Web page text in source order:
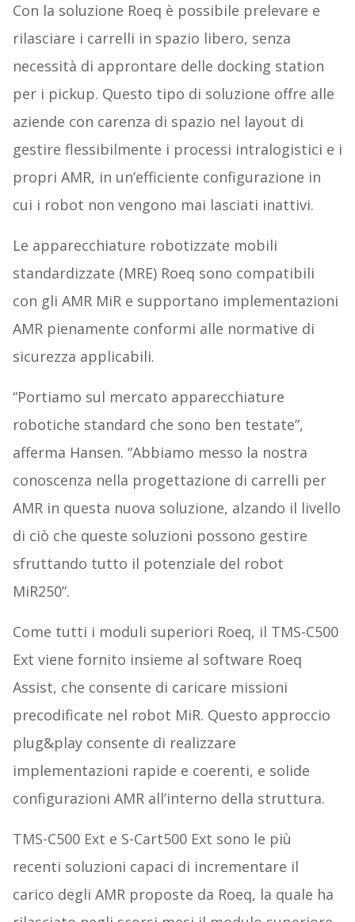
Con la soluzione Roeq è possibile prelevare e
rilasciare i carrelli in spazio libero, senza
necessità di approntare delle docking station
per i pickup. Questo tipo di soluzione offre alle
aziende con carenza di spazio nel layout di
gestire flessibilmente i processi intralogistici e i
propri AMR, in un’efficiente configurazione in
cui i robot non vengono mai lasciati inattivi.
Le apparecchiature robotizzate mobili
standardizzate (MRE) Roeq sono compatibili
con gli AMR MiR e supportano implementazioni
AMR pienamente conformi alle normative di
sicurezza applicabili.
“Portiamo sul mercato apparecchiature
robotiche standard che sono ben testate”,
afferma Hansen. “Abbiamo messo la nostra
conoscenza nella progettazione di carrelli per
AMR in questa nuova soluzione, alzando il livello
di ciò che queste soluzioni possono gestire
sfruttando tutto il potenziale del robot
MiR250”.
Come tutti i moduli superiori Roeq, il TMS-C500
Ext viene fornito insieme al software Roeq
Assist, che consente di caricare missioni
precodificate nel robot MiR. Questo approccio
plug&play consente di realizzare
implementazioni rapide e coerenti, e solide
configurazioni AMR all’interno della struttura.
TMS-C500 Ext e S-Cart500 Ext sono le più
recenti soluzioni capaci di incrementare il
carico degli AMR proposte da Roeq, la quale ha